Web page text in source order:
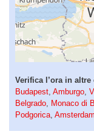
Verifica l’ora in
Budapest Amburgo
Belgrado
Monaco di
Podgorica Amsterdam